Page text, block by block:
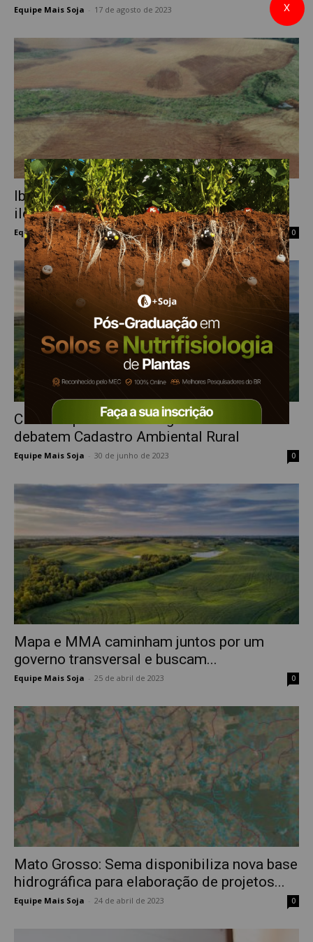
Equipe Mais Soja 17 de agosto de 2023
Ibama embarga 1.397 hectares utilizados
ilegalmente para atividade agrícola no RS
Equipe Mais Soja - 6 de julho de 2023 0
CNA e Diplomatas da Agricultura do Brasil
debatem Cadastro Ambiental Rural
Equipe Mais Soja 30 de junho de 2023 0
Mapa e MMA caminham juntos por um
governo transversal e buscam...
Equipe Mais Soja 25 de abril de 2023 0
Mato Grosso: Sema disponibiliza nova base
hidrográfica para elaboração de projetos...
Equipe Mais Soja 24 de abril de 2023 0
X